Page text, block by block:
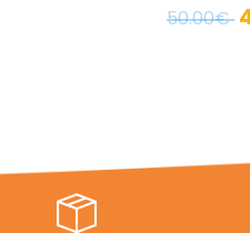
50.00€